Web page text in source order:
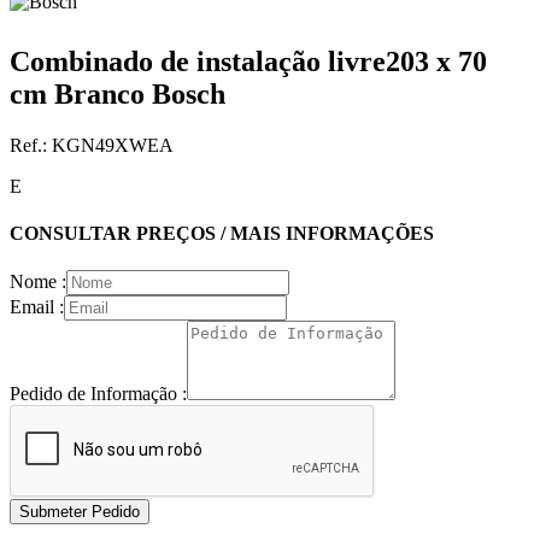
Combinado de instalação livre203 x 70
cm Branco Bosch
Ref.: KGN49XWEA
E
CONSULTAR PREÇOS / MAIS INFORMAÇÕES
Nome :
Email :
Pedido de Informação :
Submeter Pedido